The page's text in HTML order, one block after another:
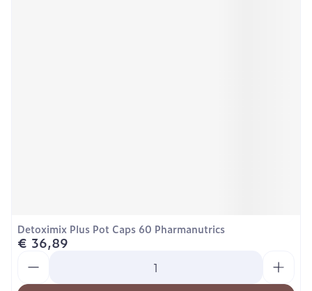
Detoximix Plus Pot Caps 60 Pharmanutrics
€ 36,89